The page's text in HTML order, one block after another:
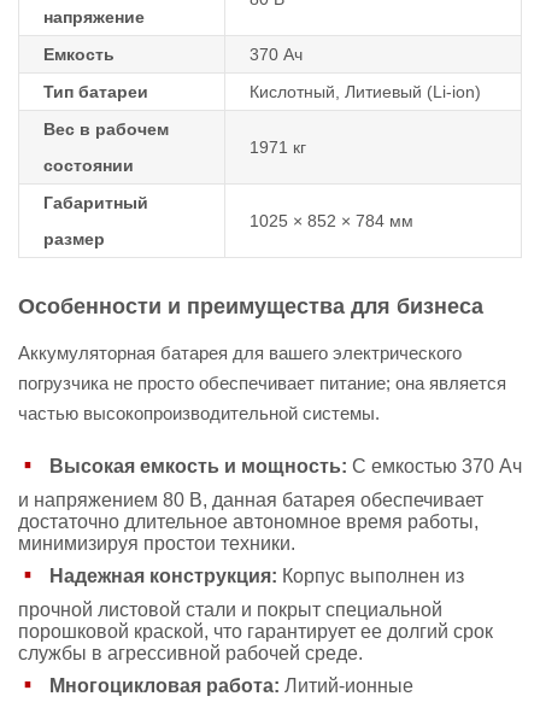
напряжение
Емкость
370 Ач
Тип батареи
Кислотный, Литиевый (Li-ion)
Вес в рабочем
состоянии
1971 кг
Габаритный
размер
1025 × 852 × 784 мм
Особенности и преимущества для бизнеса
Аккумуляторная батарея для вашего электрического
погрузчика не просто обеспечивает питание; она является
частью высокопроизводительной системы.
Высокая емкость и мощность: С емкостью 370 Ач
и напряжением 80 В, данная батарея обеспечивает
достаточно длительное автономное время работы,
минимизируя простои техники.
Надежная конструкция: Корпус выполнен из
прочной листовой стали и покрыт специальной
порошковой краской, что гарантирует ее долгий срок
службы в агрессивной рабочей среде.
Многоцикловая работа: Литий-ионные